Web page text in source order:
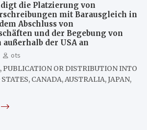
die Platzierung von
mit Barausgleich in
Abschluss von
und der Begebung von
der USA an
ots
PUBLICATION OR DISTRIBUTION INTO
CANADA, AUSTRALIA, JAPAN,